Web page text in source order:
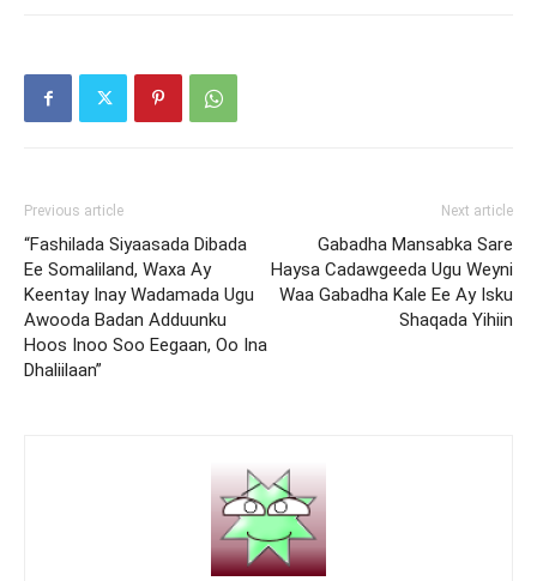
Previous article
“Fashilada Siyaasada Dibada
Ee Somaliland, Waxa Ay
Keentay Inay Wadamada Ugu
Awooda Badan Adduunku
Hoos Inoo Soo Eegaan, Oo Ina
Dhaliilaan”
Next article
Gabadha Mansabka Sare
Haysa Cadawgeeda Ugu Weyni
Waa Gabadha Kale Ee Ay Isku
Shaqada Yihiin